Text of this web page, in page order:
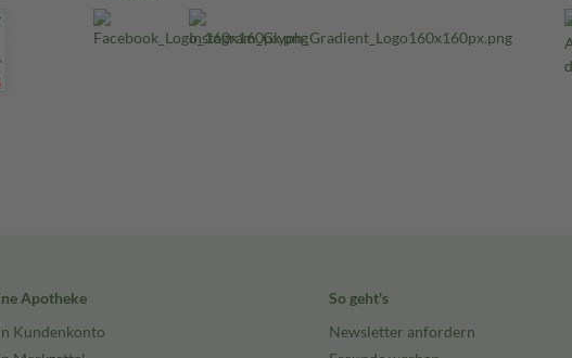
Apotheke
Kundenkonto
So geht's
Newsletter anfordern